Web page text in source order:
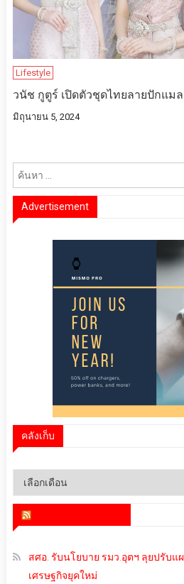
Lifestyle
วนัช กูตูร์ เปิดตัวชุดไทยลายปักแม
มิถุนายน 5, 2024
Advertisement
คลังเก็บ
คลัง
สศอ. รับนโยบาย รมว.อุตฯ ลุยปรับแ
เศรษฐกิจยุคใหม่